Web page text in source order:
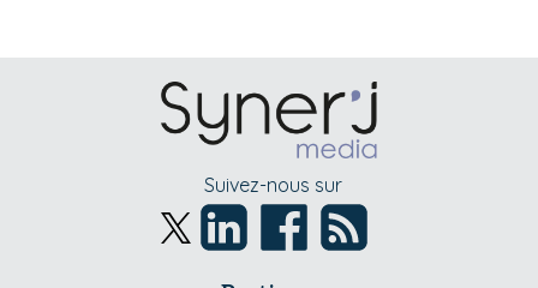
Suivez-nous sur